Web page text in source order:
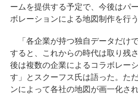
ームを提供する予定で、今後はパ
ボレーションによる地図制作を行
「各企業が持つ独自データだけ
すると、これからの時代は取り残
後は複数の企業によるコラボレー
す」とスクーフス氏は語った。た
ンによって各社の地図が画一化さ